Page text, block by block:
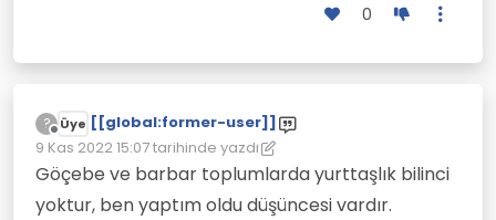
0
?
Çevrimdışı
Üye [[global:former-user]]
9 Kas 2022 15:07tarihinde yazdı
Son düzenleyen: [[global:former-user]]
Göçebe ve barbar toplumlarda yurttaşlık bilinci
yoktur, ben yaptım oldu düşüncesi vardır.